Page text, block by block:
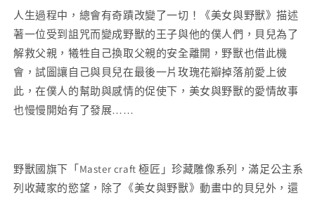
系
列
野
獸
數
量
減
系
列
獸
數
量
增
人生過程中，總會有奇蹟改變了一切！《美女與野獸》描述
著一位受到詛咒而變成野獸的王子與他的僕人們，貝兒為了
解救父親，犧牲自己換取父親的安全離開，野獸也借此機
會，試圖讓自己與貝兒在最後一片玫瑰花瓣掉落前愛上彼
此，在僕人的幫助與感情的促使下，美女與野獸的愛情故事
也慢慢開始有了發展……
野獸國旗下「Master craft 極匠」珍藏雕像系列，滿足公主系
列收藏家的慾望，除了《美女與野獸》動畫中的貝兒外，還